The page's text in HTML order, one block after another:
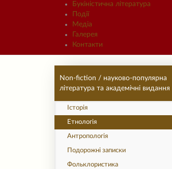
Букіністична література
Події
Медіа
Галерея
Контакти
Non-fiction / науково-популярна
література та академічні видання
Історія
Етнологія
Антропологія
Подорожні записки
Фольклористика